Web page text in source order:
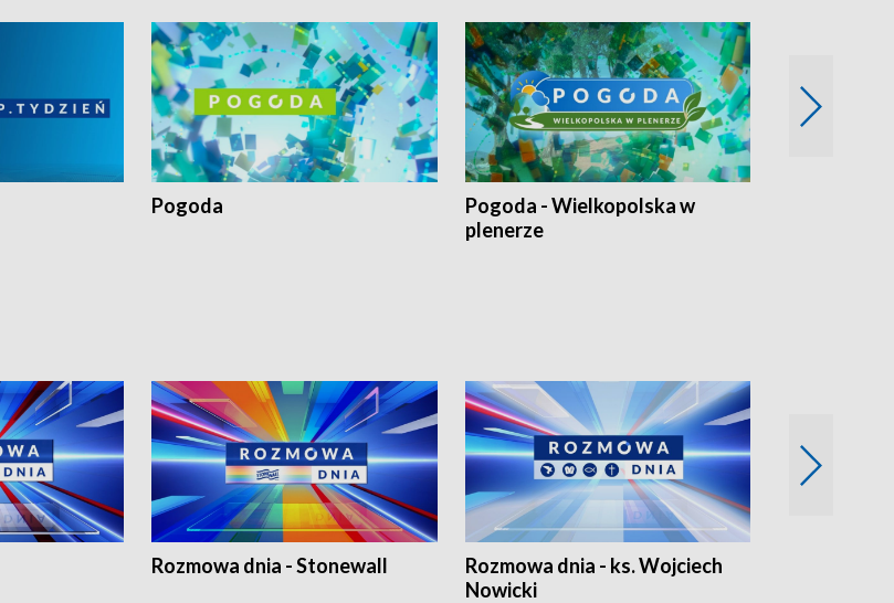
Pogoda
Pogoda - Wielkopolska w
plenerze
Rozmowa dnia - Stonewall
Rozmowa dnia - ks. Wojciech
Nowicki